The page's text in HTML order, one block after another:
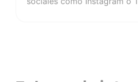
redes sociales se han